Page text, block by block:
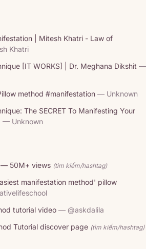
| Mitesh Khatri - Law of
Khatri
[IT WORKS] | Dr. Meghana Dikshit —
method #manifestation — Unknown
The SECRET To Manifesting Your
— Unknown
50M+ views (tìm kiếm/hashtag)
manifestation method' pillow
tutorial video — @askdalila
Tutorial discover page (tìm kiếm/hashtag)